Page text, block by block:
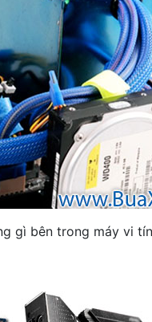
gì bên trong máy vi